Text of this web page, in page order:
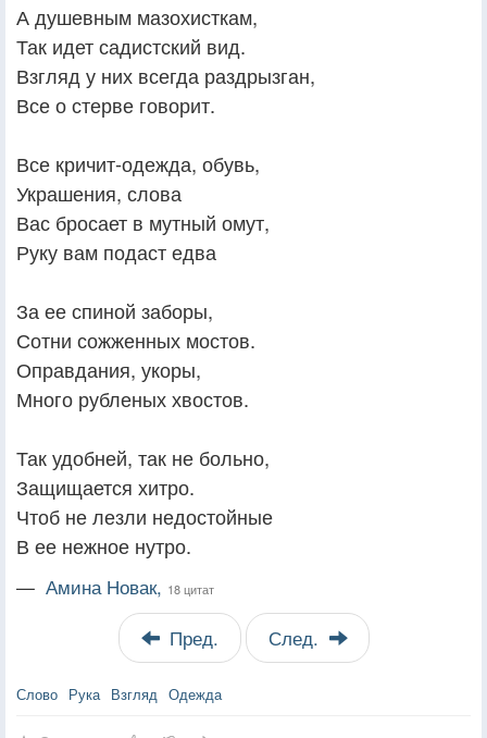
А душевным мазохисткам,
Так идет садистский вид.
Взгляд у них всегда раздрызган,
Все о стерве говорит.
Все кричит-одежда, обувь,
Украшения, слова
Вас бросает в мутный омут,
Руку вам подаст едва
За ее спиной заборы,
Сотни сожженных мостов.
Оправдания, укоры,
Много рубленых хвостов.
Так удобней, так не больно,
Защищается хитро.
Чтоб не лезли недостойные
В ее нежное нутро.
— Амина Новак, 18 цитат
Пред. След.
Слово Рука Взгляд Одежда